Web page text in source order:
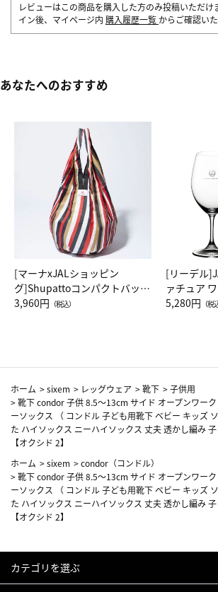
レビューはこの商品を購入した方のみ投稿いただけ
イン後、マイページ内 購入履歴一覧 からご確認いた
あなたへのおすすめ
[マーナxJALショッピン
グ]Shupattoコンパクトバッグ
Drop JAL客室乗務員（LC）ス
3,960円 （税込）
[リーデル
ァチュア
ト（レッド
5,280円 （税
ホーム >sixem > レッグウェア >靴下 >子供用
>靴下 condor 子供 8.5～13cm サイド オープンワー
ーソックス （ コンドル 子ども用靴下 ベビー キッズ
た ハイソックス ニーハイソックス 丈夫 透かし編み 子
【オクシド 2】
ホーム >sixem >condor（コンドル）
>靴下 condor 子供 8.5～13cm サイド オープンワー
ーソックス （ コンドル 子ども用靴下 ベビー キッズ
た ハイソックス ニーハイソックス 丈夫 透かし編み 子
【オクシド 2】
カテゴリを選ぶ